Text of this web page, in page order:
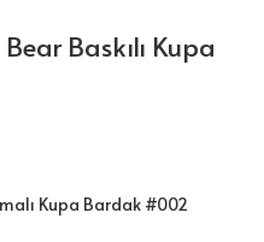
Baskılı Kupa